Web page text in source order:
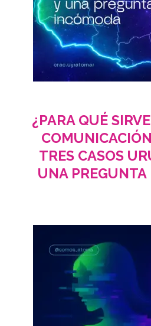
¿PARA QUÉ
TRES CASOS
UNA